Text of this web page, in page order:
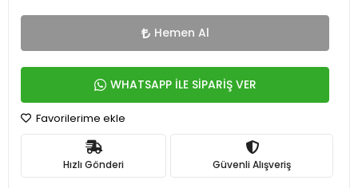
Hemen Al
WHATSAPP İLE SİPARİŞ VER
Favorilerime ekle
Hızlı Gönderi Güvenli Alışveriş